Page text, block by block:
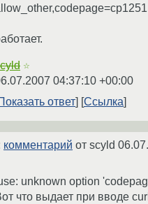
☆
04:37:10 +00:00
ответ
Ссылка
комментарий от scyld
unknown option
что выдает при вводе